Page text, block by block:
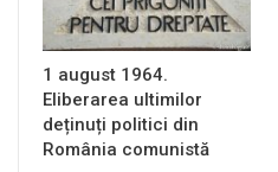
1 august 1964.
Eliberarea ultimilor
deținuți politici din
România comunistă